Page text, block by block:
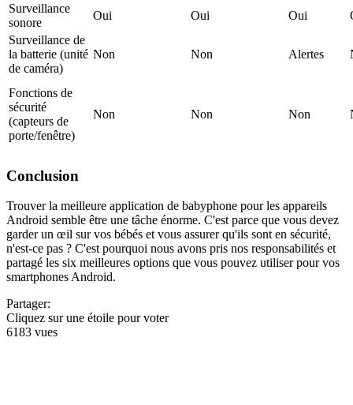
Surveillance
sonore
Oui Oui Oui
Surveillance de
la batterie (unité
de caméra)
Non Non Alertes
Fonctions de
sécurité
(capteurs de
porte/fenêtre)
Non Non Non
Conclusion
Trouver la meilleure application de babyphone pour les appareils
Android semble être une tâche énorme. C'est parce que vous devez
garder un œil sur vos bébés et vous assurer qu'ils sont en sécurité,
n'est-ce pas ? C'est pourquoi nous avons pris nos responsabilités et
partagé les six meilleures options que vous pouvez utiliser pour vos
smartphones Android.
Partager:
Cliquez sur une étoile pour voter
6183 vues